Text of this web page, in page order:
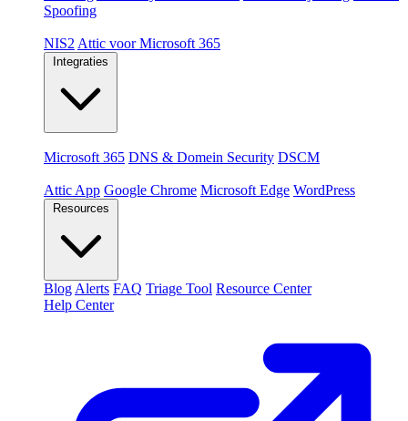
Spoofing
NIS2 Attic voor Microsoft 365
Microsoft 365 DNS & Domein Security DSCM
Attic App Google Chrome Microsoft Edge WordPress
Blog Alerts FAQ Triage Tool Resource Center
Help Center